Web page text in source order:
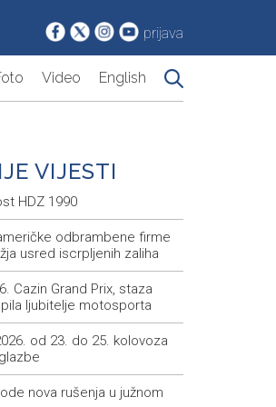
prijava
Video English
VIJESTI
HDZ 1990
odbrambene firme
usred iscrpljenih zaliha
Cazin Grand Prix, staza
ljubitelje motosporta
od 23. do 25. kolovoza
nova rušenja u južnom